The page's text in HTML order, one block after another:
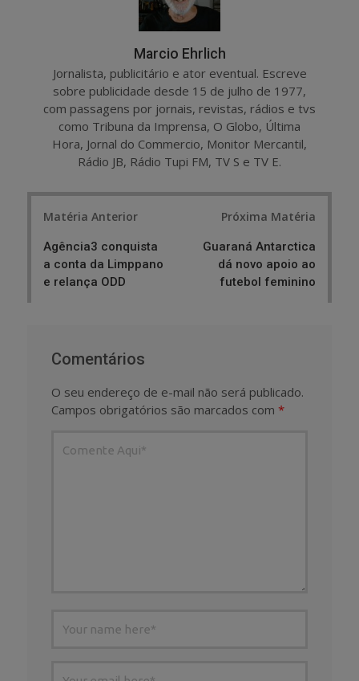
Marcio Ehrlich
Jornalista, publicitário e ator eventual. Escreve
sobre publicidade desde 15 de julho de 1977,
com passagens por jornais, revistas, rádios e tvs
como Tribuna da Imprensa, O Globo, Última
Hora, Jornal do Commercio, Monitor Mercantil,
Rádio JB, Rádio Tupi FM, TV S e TV E.
Matéria Anterior
Agência3 conquista
a conta da Limppano
e relança ODD
Próxima Matéria
Guaraná Antarctica
dá novo apoio ao
futebol feminino
Comentários
O seu endereço de e-mail não será publicado.
Campos obrigatórios são marcados com *